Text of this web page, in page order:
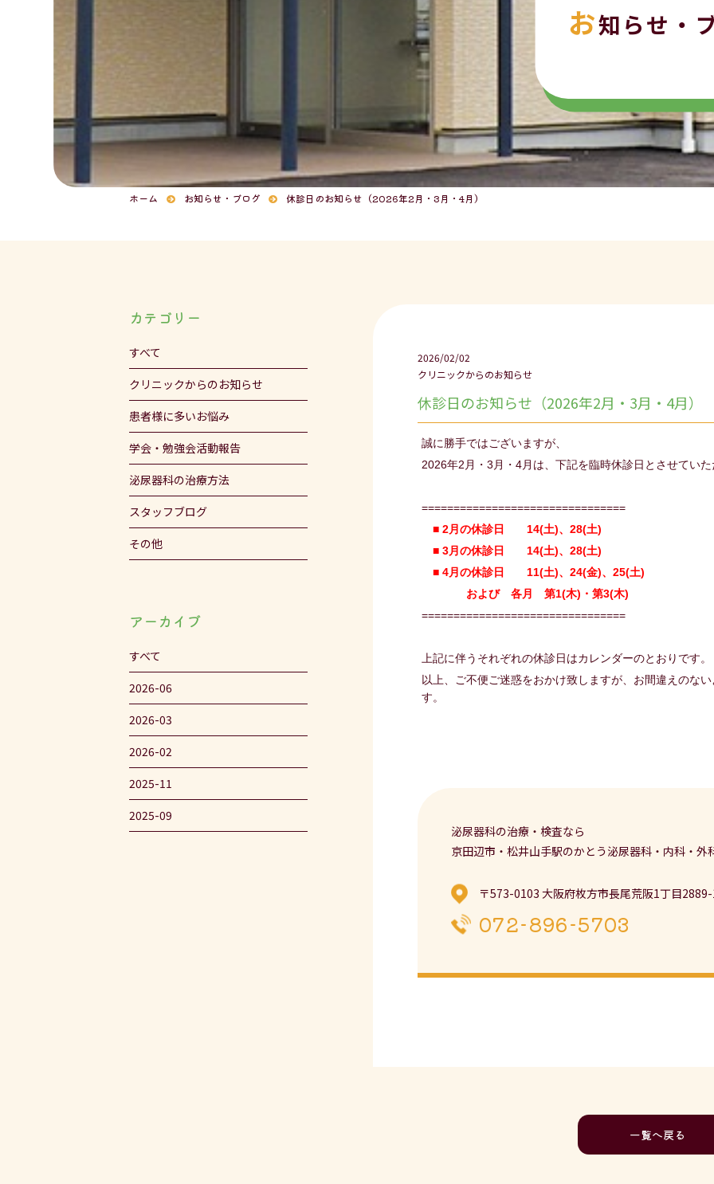
お知らせ・
ホーム お知らせ・ブログ 休診日のお知らせ（2026年2月・3月・4月）
2026/02/02
クリニックからのお知らせ
休診日のお知らせ（2026年2月・3月・4月）
誠に勝手ではございますが、
2026年2月・3月・4月は、下記を臨時休診日とさせてい
================================
■ 2月の休診日
14(土)、28(土)
■ 3月の休診日
14(土)、28(土)
■ 4月の休診日
11(土)、24(金)、25(土)
および 各月 第1(木)・第3(木)
================================
上記に伴うそれぞれの休診日はカレンダーのとおりです。
以上、ご不便ご迷惑をおかけ致しますが、お間違えのな
す。
泌尿器科の治療・検査なら
京田辺市・松井山手駅のかとう泌尿器科・内科・
〒573-0103 大阪府枚方市長尾荒阪1丁目
072-896-5703
一覧へ戻る
カテゴリー
すべて
クリニックからのお知らせ
患者様に多いお悩み
学会・勉強会活動報告
泌尿器科の治療方法
スタッフブログ
その他
アーカイブ
すべて
2026-06
2026-03
2026-02
2025-11
2025-09